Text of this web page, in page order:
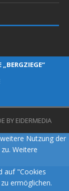
„BERGZIEGE“
BY EIDERMEDIA
Nutzung der
Weitere
auf "Cookies
ermöglichen.